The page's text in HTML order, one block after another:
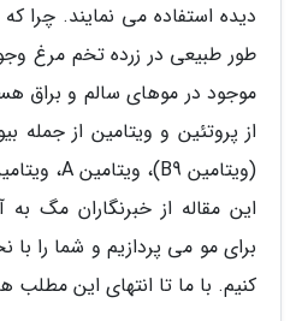
دیده استفاده می نمایند. چرا
طور طبیعی در زرده تخم مرغ
موجود در موهای سالم و براق
این مقاله از خبرنگاران مگ به
برای مو می پردازیم و شما را با
کنیم. با ما تا انتهای این مطلب